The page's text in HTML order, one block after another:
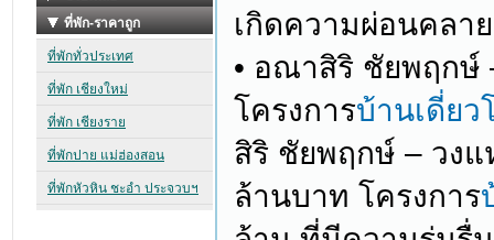
เกิดความผ่อนคลา
• อณาสิริ ชัยพฤกษ์
โครงการบ้านเดี่ย
สิริ ชัยพฤกษ์ – วงแ
ล้านบาท โครงการ